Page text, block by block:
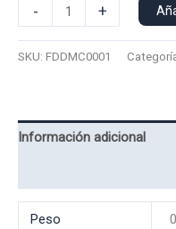
-
Manga
0001
+
SKU: FDDMC0001
Información adicional
Peso